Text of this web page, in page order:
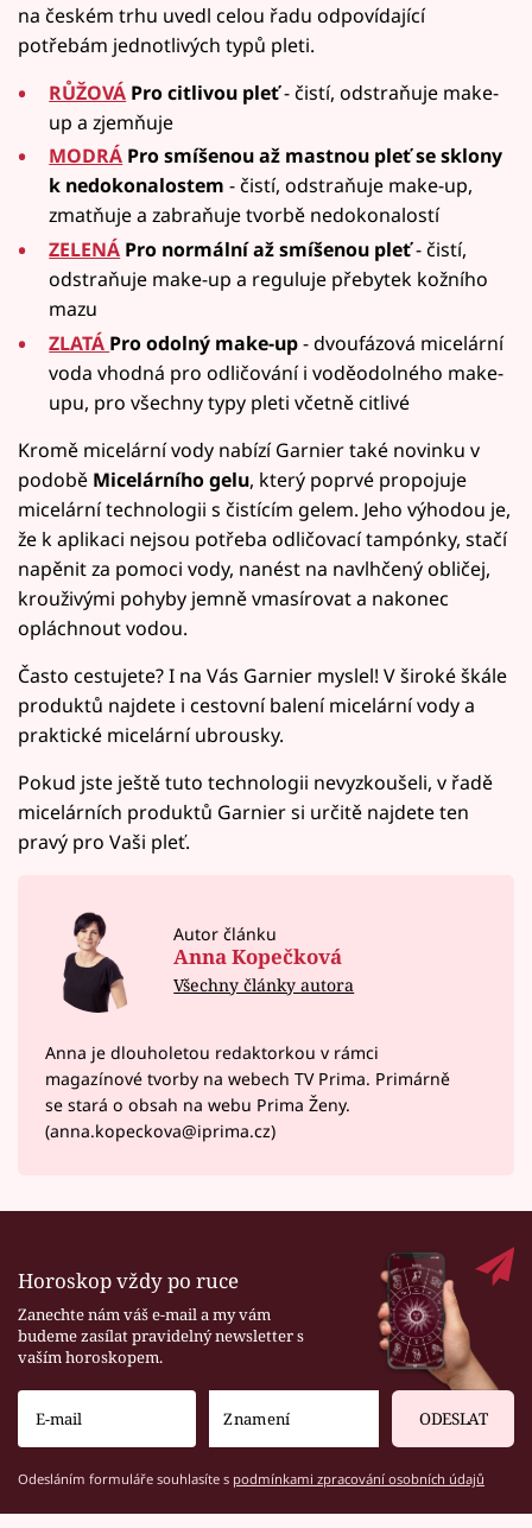
na českém trhu uvedl celou řadu odpovídající
potřebám jednotlivých typů pleti.
RŮŽOVÁ Pro citlivou pleť- čistí, odstraňuje make-
up a zjemňuje
MODRÁ Pro smíšenou až mastnou pleť se sklony
k nedokonalostem - čistí, odstraňuje make-up,
zmatňuje a zabraňuje tvorbě nedokonalostí
ZELENÁ Pro normální až smíšenou pleť- čistí,
odstraňuje make-up a reguluje přebytek kožního
mazu
ZLATÁ Pro odolný make-up- dvoufázová micelární
voda vhodná pro odličování i voděodolného make-
upu, pro všechny typy pleti včetně citlivé
Kromě micelární vody nabízí Garnier také novinku v
podobě Micelárního gelu, který poprvé propojuje
micelární technologii s čistícím gelem. Jeho výhodou je,
že k aplikaci nejsou potřeba odličovací tampónky, stačí
napěnit za pomoci vody, nanést na navlhčený obličej,
krouživými pohyby jemně vmasírovat a nakonec
opláchnout vodou.
Často cestujete? I na Vás Garnier myslel! V široké škále
produktů najdete i cestovní balení micelární vody a
praktické micelární ubrousky.
Pokud jste ještě tuto technologii nevyzkoušeli, v řadě
micelárních produktů Garnier si určitě najdete ten
pravý pro Vaši pleť.
Autor článku
Anna Kopečková
Všechny články autora
Anna je dlouholetou redaktorkou v rámci
magazínové tvorby na webech TV Prima. Primárně
se stará o obsah na webu Prima Ženy.
(anna.kopeckova@iprima.cz)
Horoskop vždy po ruce
Zanechte nám váš e-mail a my vám
budeme zasílat pravidelný newsletter s
vaším horoskopem.
ODESLAT
Odesláním formuláře souhlasíte s podmínkami zpracování osobních údajů